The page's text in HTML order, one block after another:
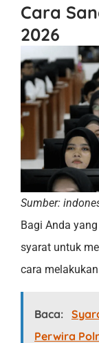
Cara
2026
Sumber:
Bagi Anda
syarat untuk
cara
Baca:
Perwira